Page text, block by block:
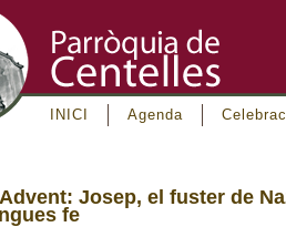
INICI Agenda
Josep, el fuster de
fe